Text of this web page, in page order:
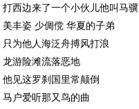
打西边来了一个小伙儿他叫马骥
美丰姿 少倜傥 华夏的子弟
只为他人海泛舟搏风打浪
龙游险滩流落恶地
他见这罗刹国里常颠倒
马户爱听那又鸟的曲